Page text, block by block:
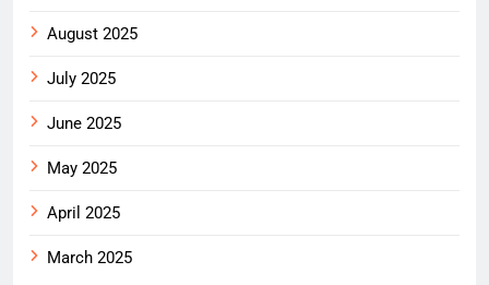
August 2025
July 2025
June 2025
May 2025
April 2025
March 2025